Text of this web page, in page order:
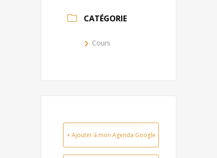
CATÉGORIE
Cours
+ Ajouter à mon Agenda Google